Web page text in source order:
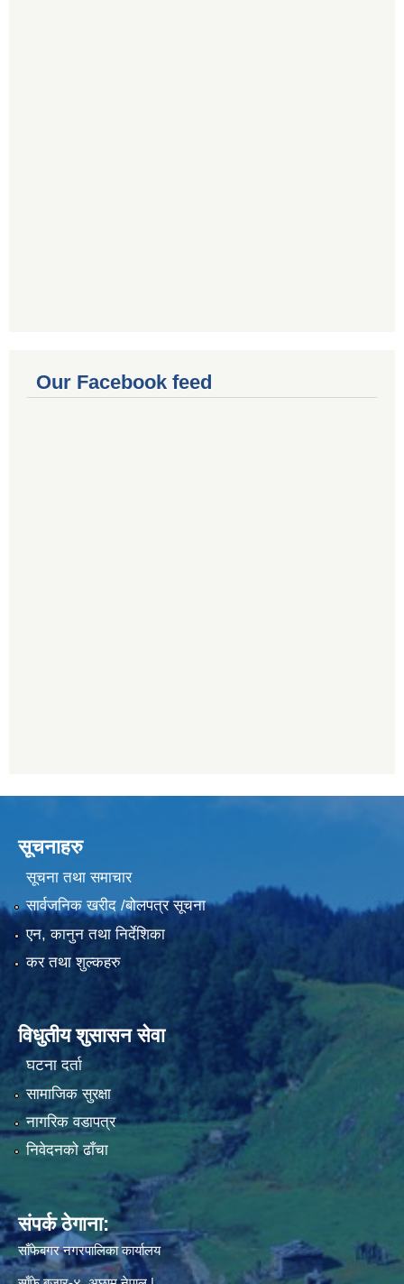
Our Facebook feed
सूचनाहरु
सूचना तथा समाचार
सार्वजनिक खरीद /बोलपत्र सूचना
एन, कानुन तथा निर्देशिका
कर तथा शुल्कहरु
विधुतीय शुसासन सेवा
घटना दर्ता
सामाजिक सुरक्षा
नागरिक वडापत्र
निवेदनको ढाँचा
संपर्क ठेगाना:
साँफेबगर नगरपालिका कार्यालय